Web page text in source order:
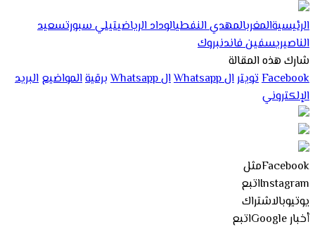
الرئيسيةالمغربالمهدي النفطيالوداد الرياضيتيلي سبورتسعيد
الناصيريسفين فاندنبروك
شارك هذه المقالة
Facebookتويترال Whatsapp ال Whatsapp برقيةالمواضيع البريد
الإلكتروني
Facebookمثل
Instagramاتبع
يوتيوبالاشتراك
أخبار Google
اتبع